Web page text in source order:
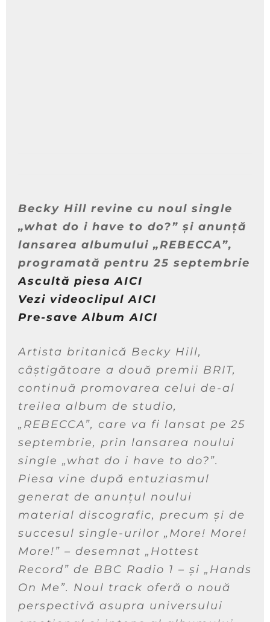
Becky Hill revine cu noul single
„what do i have to do?” și anunță
lansarea albumului „REBECCA”,
programată pentru 25 septembrie
Ascultă piesa AICI
Vezi videoclipul AICI
Pre-save Album AICI
Artista britanică Becky Hill,
câștigătoare a două premii BRIT,
continuă promovarea celui de-al
treilea album de studio,
„REBECCA”, care va fi lansat pe 25
septembrie, prin lansarea noului
single „what do i have to do?”.
Piesa vine după entuziasmul
generat de anunțul noului
material discografic, precum și de
succesul single-urilor „More! More!
More!” – desemnat „Hottest
Record” de BBC Radio 1 – și „Hands
On Me”. Noul track oferă o nouă
perspectivă asupra universului